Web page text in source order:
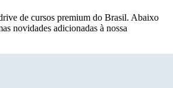
de cursos premium do Brasil. Abaixo
novidades adicionadas à nossa